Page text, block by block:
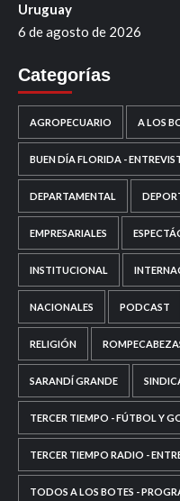
Uruguay
6 de agosto de 2026
Categorías
AGROPECUARIO A LOS
BUEN DÍA FLORIDA -
DEPARTAMENTAL
EMPRESARIALES
INSTITUCIONAL
NACIONALES PODCAST
RELIGIÓN
SARANDÍ GRANDE
TERCER TIEMPO - FÚTBOL Y
TERCER TIEMPO RADIO -
TODOS A LOS BOTES -